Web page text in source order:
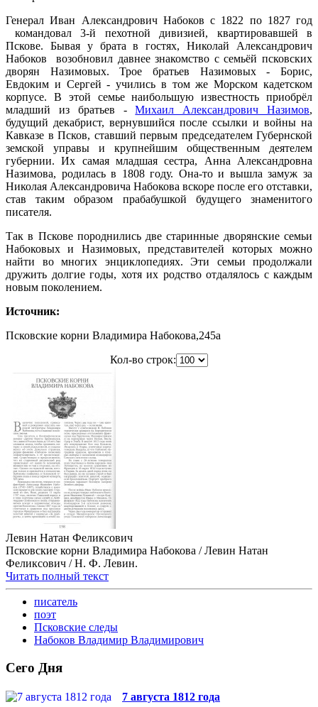
Генерал Иван Александрович Набоков с 1822 по 1827 год
командовал 3-й пехотной дивизией, квартировавшей в
Пскове. Бывая у брата в гостях, Николай Александрович
Набоков возобновил давнее знакомство с семьёй псковских
дворян Назимовых. Трое братьев Назимовых - Борис,
Евдоким и Сергей - учились в том же Морском кадетском
корпусе. В этой семье наибольшую известность приобрёл
младший из братьев -Михаил Александрович Назимов,
будущий декабрист, вернувшийся после ссылки и войны на
Кавказе в Псков, ставший первым председателем Губернской
земской управы и крупнейшим общественным деятелем
губернии. Их самая младшая сестра, Анна Александровна
Назимова, родилась в 1808 году. Она-то и вышла замуж за
Николая Александровича Набокова вскоре после его отставки,
став таким образом прабабушкой будущего знаменитого
писателя.
Так в Пскове породнились две старинные дворянские семьи
Набоковых и Назимовых, представителей которых можно
найти во многих энциклопедиях. Эти семьи продолжали
дружить долгие годы, хотя их родство отдалялось с каждым
новым поколением.
Источник:
Псковские корни Владимира Набокова,245a
Кол-во строк:
Левин Натан Феликсович
Псковские корни Владимира Набокова / Левин Натан
Феликсович / Н. Ф. Левин.
Читать полный текст
писатель
поэт
Псковские следы
Набоков Владимир Владимирович
Сего Дня
7 августа 1812 года